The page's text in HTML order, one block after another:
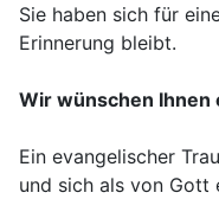
Sie haben sich für
Erinnerung bleibt.
Wir wünschen
Ein evangelischer
und sich als von Gott